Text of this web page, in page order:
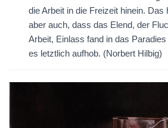
die Arbeit in die Freizeit hinein. Das
aber auch, dass das Elend, der
Arbeit, Einlass fand in das Paradies
es letztlich aufhob. (Norbert Hilbig)